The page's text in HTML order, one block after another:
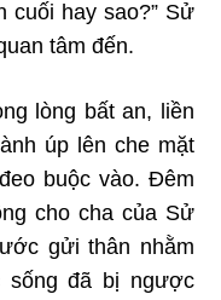
cuối hay sao?” Sử
tâm đến.
lòng bất an, liền
úp lên che mặt
buộc vào. Đêm
cho cha của Sử
gửi thân nhằm
sống đã bị ngược